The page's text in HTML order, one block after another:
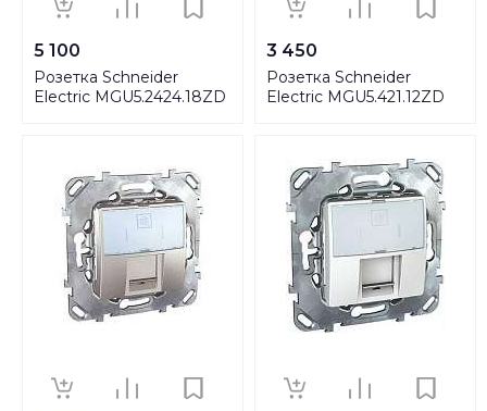
5 100
Розетка Schneider
Electric MGU5.2424.18ZD
3 450
Розетка Schneider
Electric MGU5.421.12ZD